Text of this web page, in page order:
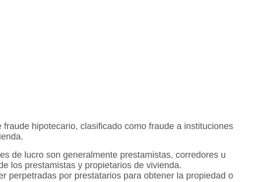
hipotecario, clasificado como fraude a instituciones
de lucro son generalmente prestamistas, corredores u
los prestamistas y propietarios de vivienda.
perpetradas por prestatarios para obtener la propiedad o